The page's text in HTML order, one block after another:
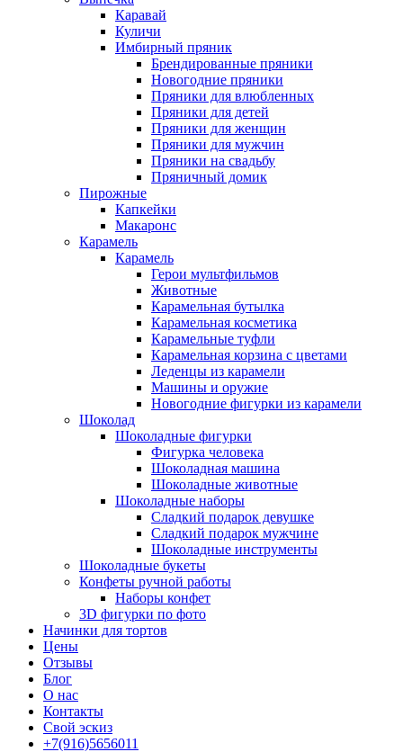
Каравай
Куличи
Имбирный пряник
Брендированные пряники
Новогодние пряники
Пряники для влюбленных
Пряники для детей
Пряники для женщин
Пряники для мужчин
Пряники на свадьбу
Пряничный домик
Пирожные
Капкейки
Макаронс
Карамель
Карамель
Герои мультфильмов
Животные
Карамельная бутылка
Карамельная косметика
Карамельные туфли
Карамельная корзина с цветами
Леденцы из карамели
Машины и оружие
Новогодние фигурки из карамели
Шоколад
Шоколадные фигурки
Фигурка человека
Шоколадная машина
Шоколадные животные
Шоколадные наборы
Сладкий подарок девушке
Сладкий подарок мужчине
Шоколадные инструменты
Шоколадные букеты
Конфеты ручной работы
Наборы конфет
3D фигурки по фото
Начинки для тортов
Цены
Отзывы
Блог
О нас
Контакты
Свой эскиз
+7(916)5656011